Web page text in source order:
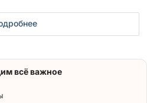
всё важное